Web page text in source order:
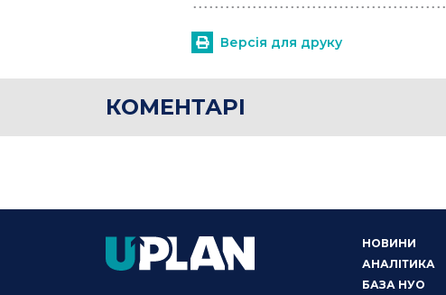
Версія для друку
КОМЕНТАРІ
НОВИНИ
АНАЛІТИКА
БАЗА НУО